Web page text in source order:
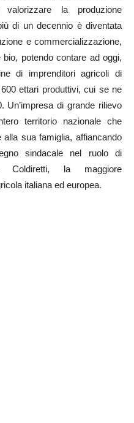
la produzione
di un decennio è diventata
e commercializzazione,
bio, potendo contare ad oggi,
di imprenditori agricoli di
ettari produttivi, cui se ne
Un’impresa di grande rilievo
territorio nazionale che
sua famiglia, affiancando
sindacale nel ruolo di
Coldiretti, la maggiore
italiana ed europea.